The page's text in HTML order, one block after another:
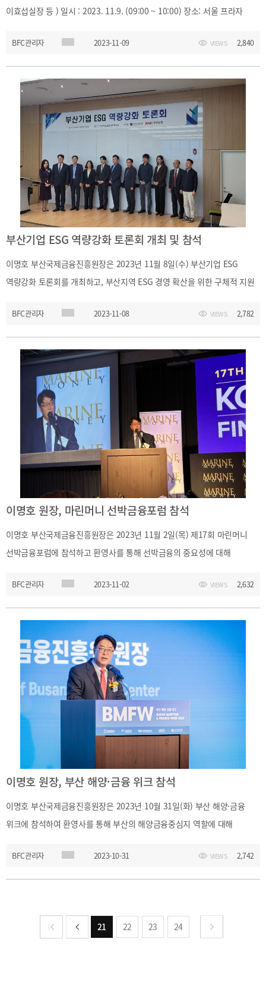
이효섭실장 등 ) 일시 : 2023. 11.9. (09:00 ~ 10:00) 장소: 서울 프라자
BFC관리자 2023-11-09 VIEWS 2,840
부산기업 ESG 역량강화 토론회 개최 및 참석
이명호 부산국제금융진흥원장은 2023년 11월 8일(수) 부산기업 ESG
역량강화 토론회를 개최하고, 부산지역 ESG 경영 확산을 위한 구체적 지원
BFC관리자 2023-11-08 VIEWS 2,782
이명호 원장, 마린머니 선박금융포럼 참석
이명호 부산국제금융진흥원장은 2023년 11월 2일(목) 제17회 마린머니
선박금융포럼에 참석하고 환영사를 통해 선박금융의 중요성에 대해
BFC관리자 2023-11-02 VIEWS 2,632
이명호 원장, 부산 해양·금융 위크 참석
이명호 부산국제금융진흥원장은 2023년 10월 31일(화) 부산 해양·금융
위크에 참석하여 환영사를 통해 부산의 해양금융중심지 역할에 대해
BFC관리자 2023-10-31 VIEWS 2,742
21 22 23 24